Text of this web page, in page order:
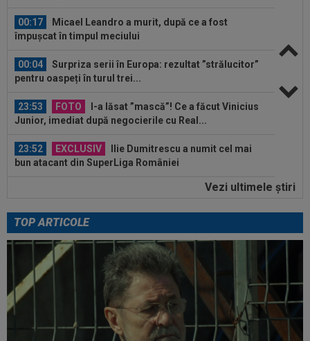
00:17
Micael Leandro a murit, după ce a fost
împușcat în timpul meciului
00:04
Surpriza serii în Europa: rezultat ”strălucitor”
pentru oaspeți în turul trei...
23:53 FOTO
I-a lăsat ”mască”! Ce a făcut Vinicius
Junior, imediat după negocierile cu Real...
23:52 EXCLUSIV
Ilie Dumitrescu a numit cel mai
bun atacant din SuperLiga României
Surpriza din preliminariile Champions League
00:22 EXCLUSIV Dan Petrescu s-a decis
00:19 Jovo Lukic e în fața transferului carierei
Ilie Dumitrescu l-a pus ”la zid” pe
Becali, după decizia de la FCSB: ”Te-ai...
Vezi ultimele ştiri
TOP ARTICOLE